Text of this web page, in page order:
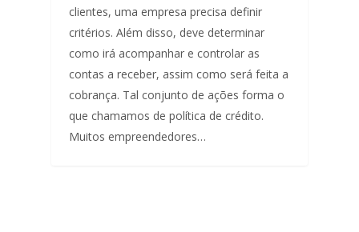
clientes, uma empresa precisa definir
critérios. Além disso, deve determinar
como irá acompanhar e controlar as
contas a receber, assim como será feita a
cobrança. Tal conjunto de ações forma o
que chamamos de política de crédito.
Muitos empreendedores…